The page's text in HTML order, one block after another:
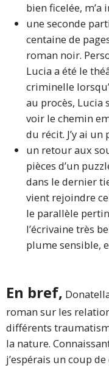
bien ficelée,
une seconde
centaine de
roman noir.
Lucia a été le
criminelle
au procès, Lucia
voir le chemin
du récit. J’y ai
un retour aux
pièces d’un
dans le dernier
vient rejoindre
le parallèle
l’écrivaine très
plume sensible,
En bref,
roman sur les
différents
la nature.
j’espérais un coup